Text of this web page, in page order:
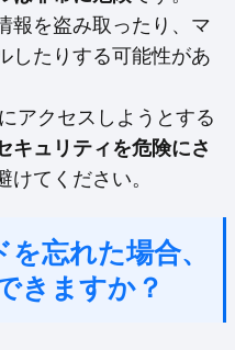
報を盗み取ったり、マ
したりする可能性があ
アクセスしようとする
キュリティを危険にさ
けてください。
忘れた場合、
きますか？